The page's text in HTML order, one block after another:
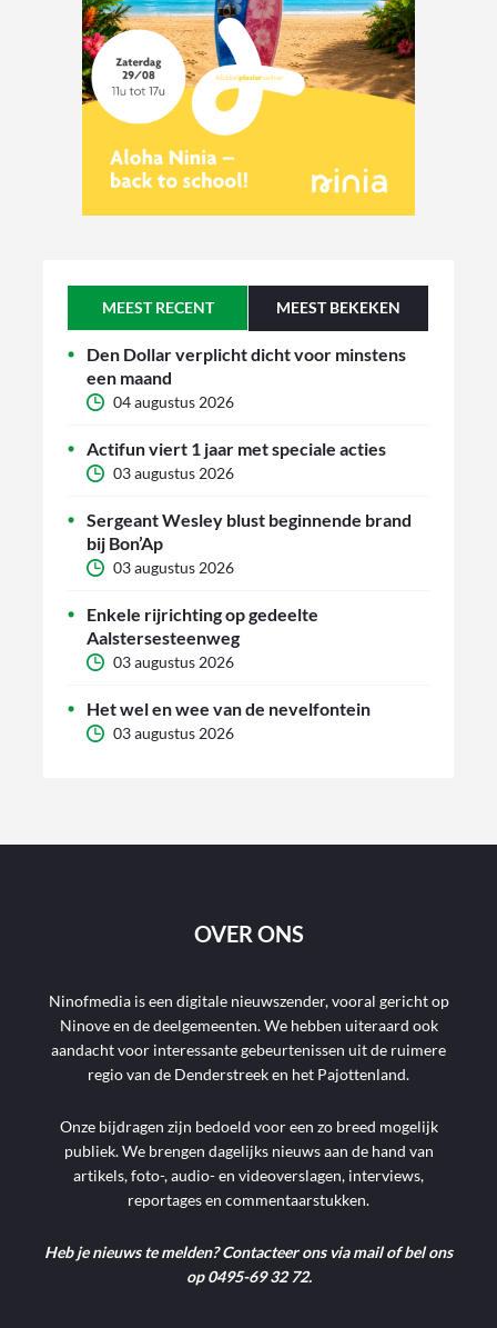
MEEST RECENT MEEST BEKEKEN
Den Dollar verplicht dicht voor minstens
een maand
04 augustus 2026
Actifun viert 1 jaar met speciale acties
03 augustus 2026
Sergeant Wesley blust beginnende brand
bij Bon’Ap
03 augustus 2026
Enkele rijrichting op gedeelte
Aalstersesteenweg
03 augustus 2026
Het wel en wee van de nevelfontein
03 augustus 2026
OVER ONS
Ninofmedia is een digitale nieuwszender, vooral gericht op
Ninove en de deelgemeenten. We hebben uiteraard ook
aandacht voor interessante gebeurtenissen uit de ruimere
regio van de Denderstreek en het Pajottenland.
Onze bijdragen zijn bedoeld voor een zo breed mogelijk
publiek. We brengen dagelijks nieuws aan de hand van
artikels, foto-, audio- en videoverslagen, interviews,
reportages en commentaarstukken.
Heb je nieuws te melden? Contacteer ons via mail of bel ons
op 0495-69 32 72.